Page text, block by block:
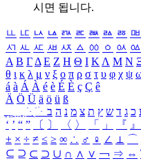
시면 됩니다.
ㅥ ㅦ ㅧ ㅨ ㅩ ㅪ ㅫ ㅬ ㅭ ㅮ
ㅺ ㅻ ㅼ ㅽ ㅾ ㅿ ㆀ ㆁ ㆂ ㆃ
Α Β ΓΔ Ε Ζ Η Θ Ι ΚΛ Μ Ν
θ ι κ λ μ ν ξ ο π ρ σ τ υ φ χ ψ
á à Á À é è É È ç Ç ê
Ä Ö Ü ä ö ü ß
ִֶֹ ֻּ ׁׂ כ ג ד ש ץ ת צ מ נ ה ב
‘ ’ “ ” 〔 〕 〈 〉 「 」 『 』
± × ÷ ≠ ≤ ≥ ∞ ∴ ♂ ♀ ∠ ⊥ ⌒
⊆ ⊇ ⊂ ⊃ ∪ ∩ ∧ ∨ ￢ ⇒ ⇔